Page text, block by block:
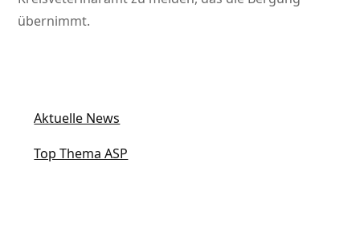
übernimmt.
Aktuelle News
Top Thema ASP